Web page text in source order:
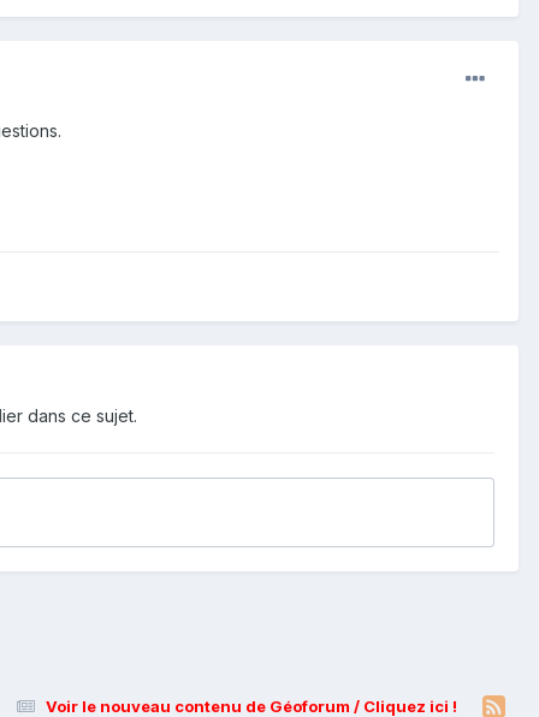
dans ce sujet.
Voir le nouveau contenu de Géoforum / Cliquez ici !